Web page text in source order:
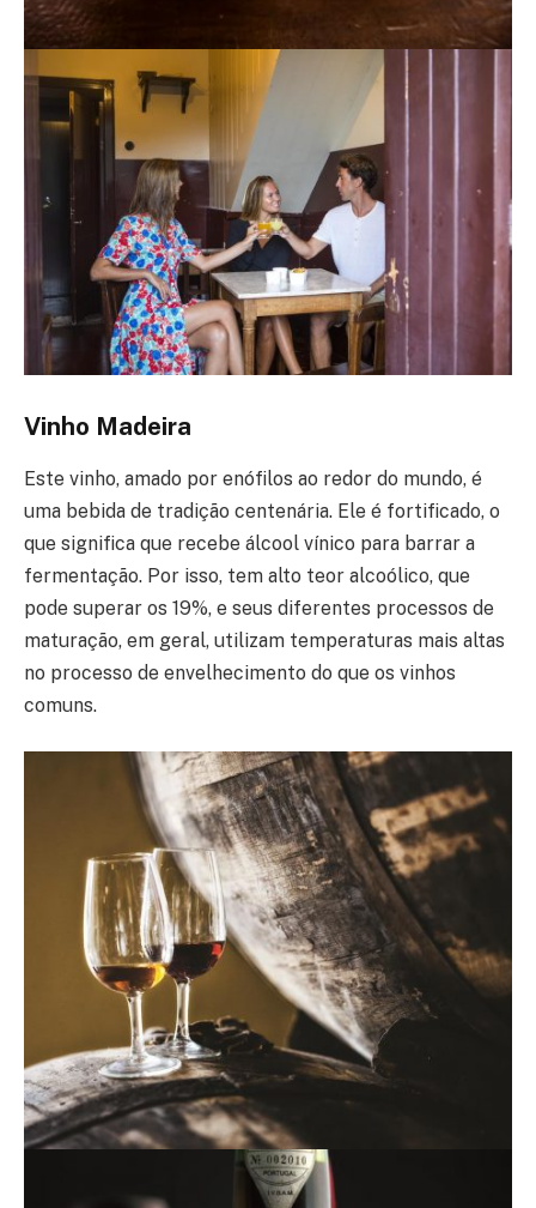
Vinho Madeira
Este vinho, amado por enófilos ao redor do mundo, é
uma bebida de tradição centenária. Ele é fortificado, o
que significa que recebe álcool vínico para barrar a
fermentação. Por isso, tem alto teor alcoólico, que
pode superar os 19%, e seus diferentes processos de
maturação, em geral, utilizam temperaturas mais altas
no processo de envelhecimento do que os vinhos
comuns.